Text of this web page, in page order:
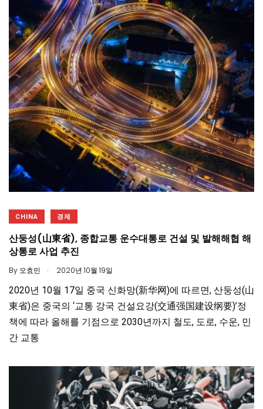
CHINA 경제
산둥성(山東省), 종합교통 운수대통로 건설 및 발해해협 해
상통로 사업 추진
By 오효민 . 2020년 10월 19일
2020년 10월 17일 중국 신화망(新华网)에 따르면, 산둥성(山
東省)은 중국의 ‘교통 강국 건설요강(交通强国建设纲要)’정
책에 따라 올해를 기점으로 2030년까지 철도, 도로, 수운, 민
간 교통